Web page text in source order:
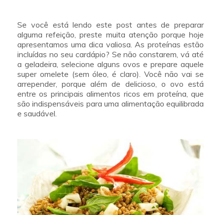
Se você está lendo este post antes de preparar
alguma refeição, preste muita atenção porque hoje
apresentamos uma dica valiosa. As proteínas estão
incluídas no seu cardápio? Se não constarem, vá até
a geladeira, selecione alguns ovos e prepare aquele
super omelete (sem óleo, é claro). Você não vai se
arrepender, porque além de delicioso, o ovo está
entre os principais alimentos ricos em proteína, que
são indispensáveis para uma alimentação equilibrada
e saudável.